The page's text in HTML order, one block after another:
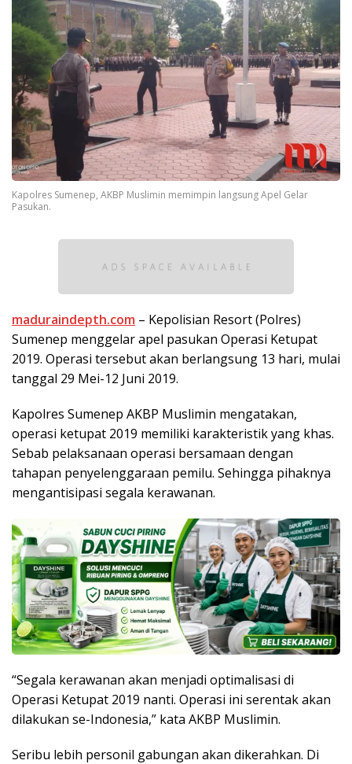
Kapolres Sumenep, AKBP Muslimin memimpin langsung Apel Gelar
Pasukan.
maduraindepth.com – Kepolisian Resort (Polres)
Sumenep menggelar apel pasukan Operasi Ketupat
2019. Operasi tersebut akan berlangsung 13 hari, mulai
tanggal 29 Mei-12 Juni 2019.
Kapolres Sumenep AKBP Muslimin mengatakan,
operasi ketupat 2019 memiliki karakteristik yang khas.
Sebab pelaksanaan operasi bersamaan dengan
tahapan penyelenggaraan pemilu. Sehingga pihaknya
mengantisipasi segala kerawanan.
“Segala kerawanan akan menjadi optimalisasi di
Operasi Ketupat 2019 nanti. Operasi ini serentak akan
dilakukan se-Indonesia,” kata AKBP Muslimin.
Seribu lebih personil gabungan akan dikerahkan. Di